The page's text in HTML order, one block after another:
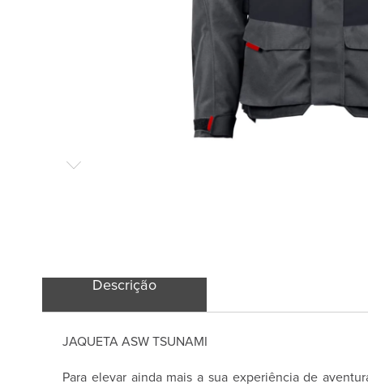
Descrição
JAQUETA ASW TSUNAMI
Para elevar ainda mais a sua experiência de